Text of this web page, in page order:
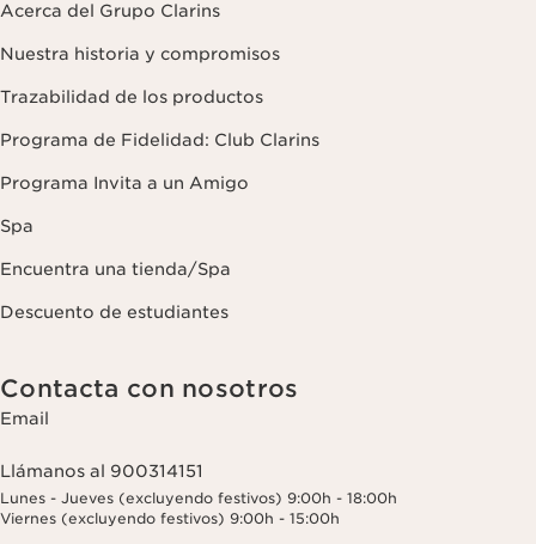
Acerca del Grupo Clarins
Nuestra historia y compromisos
Trazabilidad de los productos
Programa de Fidelidad: Club Clarins
Programa Invita a un Amigo
Spa
Encuentra una tienda/Spa
Descuento de estudiantes
Contacta con nosotros
Email
Llámanos al 900314151
Lunes - Jueves (excluyendo festivos) 9:00h - 18:00h
Viernes (excluyendo festivos) 9:00h - 15:00h